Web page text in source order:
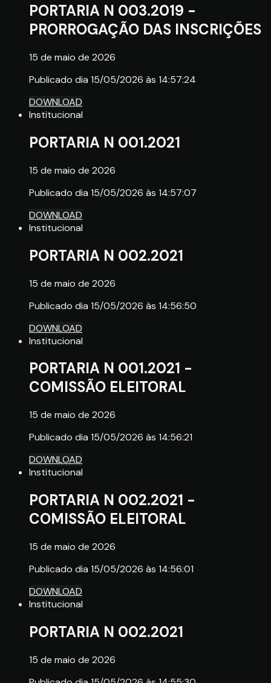
PORTARIA N 003.2019 -
PRORROGAÇÃO DAS INSCRIÇÕES
15 de maio de 2026
Publicado dia 15/05/2026 às 14:57:24
DOWNLOAD
Institucional
PORTARIA N 001.2021
15 de maio de 2026
Publicado dia 15/05/2026 às 14:57:07
DOWNLOAD
Institucional
PORTARIA N 002.2021
15 de maio de 2026
Publicado dia 15/05/2026 às 14:56:50
DOWNLOAD
Institucional
PORTARIA N 001.2021 -
COMISSÃO ELEITORAL
15 de maio de 2026
Publicado dia 15/05/2026 às 14:56:21
DOWNLOAD
Institucional
PORTARIA N 002.2021 -
COMISSÃO ELEITORAL
15 de maio de 2026
Publicado dia 15/05/2026 às 14:56:01
DOWNLOAD
Institucional
PORTARIA N 002.2021
15 de maio de 2026